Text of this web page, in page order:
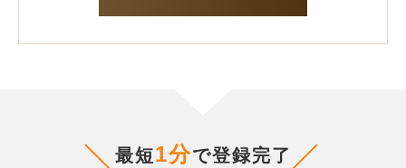
最短1分で登録完了